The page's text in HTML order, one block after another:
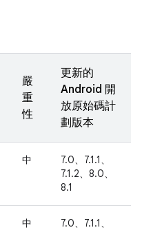
嚴
重
性
更新的
Android 開
放原始碼計
劃版本
中
7.0、7.1.1、
7.1.2、8.0、
8.1
中
7.0、7.1.1、